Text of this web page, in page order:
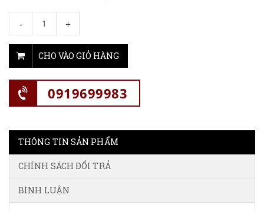
- +
CHO VÀO GIỎ HÀNG
0919699983
THÔNG TIN SẢN PHẨM
CHÍNH SÁCH ĐỔI TRẢ
BÌNH LUẬN